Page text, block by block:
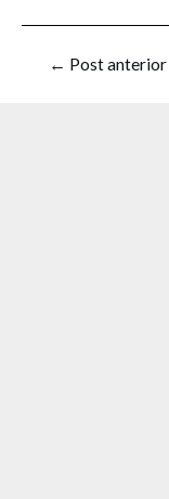
← Post anterior